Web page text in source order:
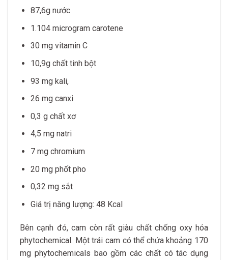
87,6g nước
1.104 microgram carotene
30 mg vitamin C
10,9g chất tinh bột
93 mg kali,
26 mg canxi
0,3 g chất xơ
4,5 mg natri
7 mg chromium
20 mg phốt pho
0,32 mg sắt
Giá trị năng lượng: 48 Kcal
Bên cạnh đó, cam còn rất giàu chất chống oxy hóa
phytochemical. Một trái cam có thể chứa khoảng 170
mg phytochemicals bao gồm các chất có tác dụng